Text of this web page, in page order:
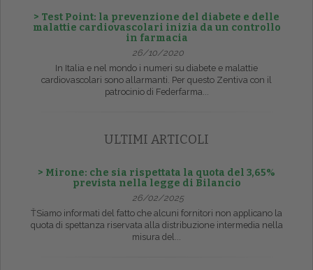
> Test Point: la prevenzione del diabete e delle
malattie cardiovascolari inizia da un controllo
in farmacia
26/10/2020
In Italia e nel mondo i numeri su diabete e malattie
cardiovascolari sono allarmanti. Per questo Zentiva con il
patrocinio di Federfarma...
ULTIMI ARTICOLI
> Mirone: che sia rispettata la quota del 3,65%
prevista nella legge di Bilancio
26/02/2025
ŤSiamo informati del fatto che alcuni fornitori non applicano la
quota di spettanza riservata alla distribuzione intermedia nella
misura del...